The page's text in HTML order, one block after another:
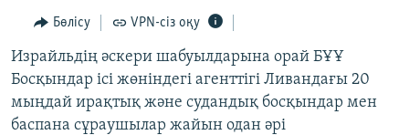
Navigation
Skip
to
Search
АДАМ ҚҰҚЫҚТАРЫ
ӘЛЕУМЕТ
ӘЛЕМ
АРНАЙЫ ЖОБАЛАР
Бөлісу VPN-сіз оқу
Израйльдің әскери шабуылдарына орай БҰҰ
Босқындар ісі жөніндегі агенттігі Ливандағы 20
мыңдай ирақтық және судандық босқындар мен
баспана сұраушылар жайын одан әрі